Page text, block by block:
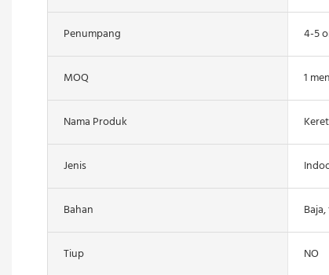
Penumpang 4-5
MOQ 1
Nama Produk
Jenis
Bahan
Tiup NO